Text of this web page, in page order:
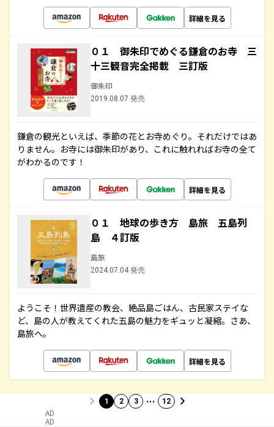
詳細を見る
０１ 御朱印でめぐる鎌倉のお寺 三
十三観音完全掲載 三訂版
御朱印
2019.08.07 発売
鎌倉の観光といえば、季節の花とお寺めぐり。それだけではあ
りません。お寺には御朱印があり、これに触れればお寺の全て
がわかるのです！
詳細を見る
０１ 地球の歩き方 島旅 五島列
島 ４訂版
島旅
2024.07.04 発売
ようこそ！世界遺産の教会、絶品島ごはん、古民家ステイな
ど、島の人が教えてくれた五島の魅力をギュッと凝縮。さあ、
島旅へ。
詳細を見る
1 2 3 … 12
AD
AD